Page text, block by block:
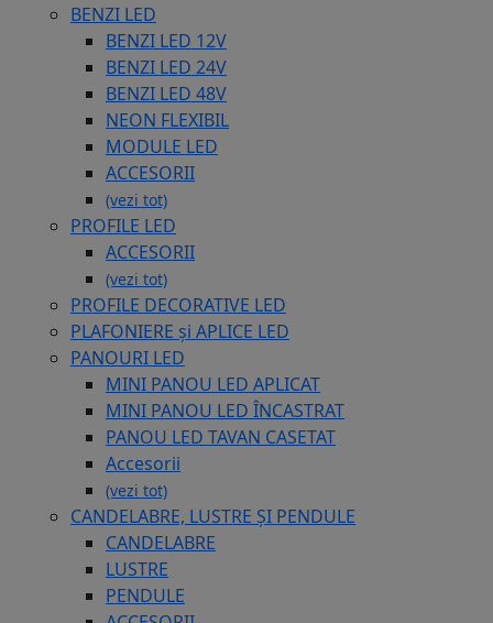
BENZI LED
BENZI LED 12V
BENZI LED 24V
BENZI LED 48V
NEON FLEXIBIL
MODULE LED
ACCESORII
(vezi tot)
PROFILE LED
ACCESORII
(vezi tot)
PROFILE DECORATIVE LED
PLAFONIERE și APLICE LED
PANOURI LED
MINI PANOU LED APLICAT
MINI PANOU LED ÎNCASTRAT
PANOU LED TAVAN CASETAT
Accesorii
(vezi tot)
CANDELABRE, LUSTRE ȘI PENDULE
CANDELABRE
LUSTRE
PENDULE